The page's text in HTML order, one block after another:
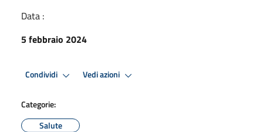
Data :
5 febbraio 2024
Condividi Vedi azioni
Categorie:
Salute